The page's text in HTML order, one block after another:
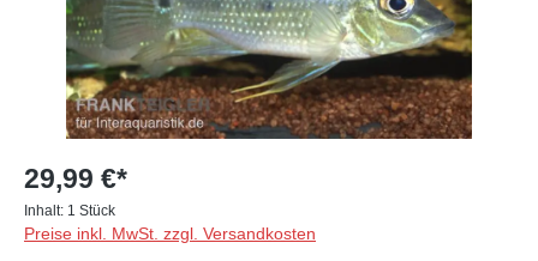
29,99 €*
Inhalt: 1 Stück
Preise inkl. MwSt. zzgl. Versandkosten